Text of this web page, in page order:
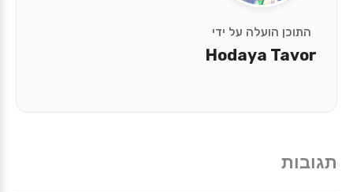
התוכן הועלה על ידי
Hodaya Tavor